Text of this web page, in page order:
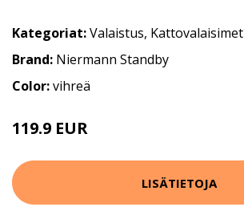
Kategoriat:Valaistus, Kattovalaisimet
Brand: Niermann Standby
Color:vihreä
119.9 EUR
LISÄTIETOJA